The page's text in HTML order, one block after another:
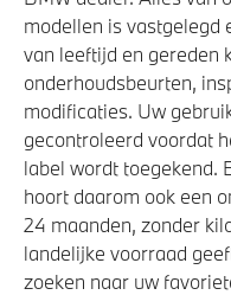
Verwarmde stoelen
Achteruitrijcamera
Aandrijving en
Laadkabel (Mode 3,
Laadaansluiting AC
Anti blokkeer systeem
modellen is vastgelegd
van leeftijd en gereden
onderhoudsbeurten,
modificaties. Uw
gecontroleerd voordat
label wordt toegekend.
hoort daarom ook een
24 maanden, zonder
landelijke voorraad
zoeken naar uw